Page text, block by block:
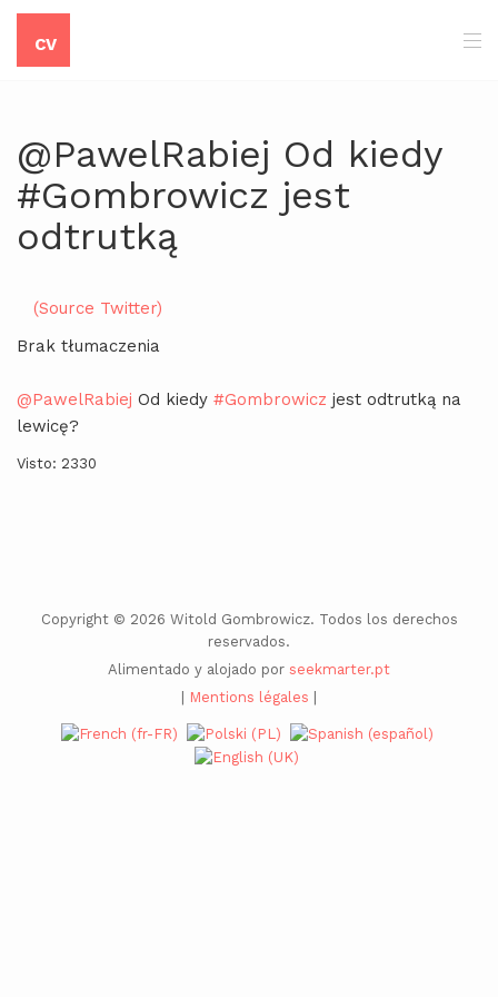
CV
@PawelRabiej Od kiedy
#Gombrowicz jest
odtrutką
(Source Twitter)
Brak tłumaczenia
@PawelRabiej Od kiedy #Gombrowicz jest odtrutką na
lewicę?
Visto: 2330
Copyright © 2026 Witold Gombrowicz. Todos los derechos
reservados.
Alimentado y alojado por seekmarter.pt
Mentions légales